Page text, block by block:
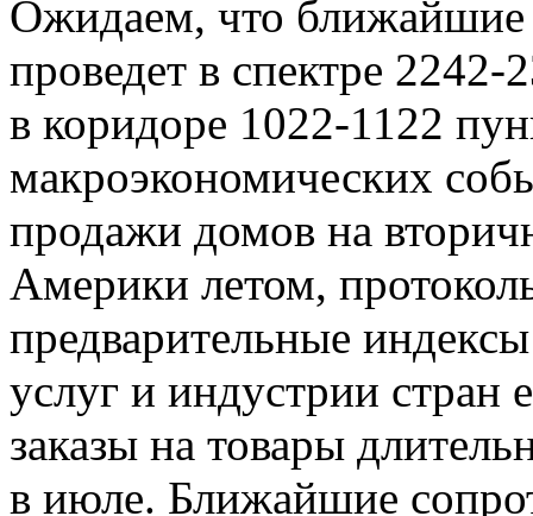
Ожидаем, что
проведет в спектре
в коридоре 1022-1122
макроэкономических
продажи домов на
Америки летом,
предварительные
услуг и индустрии
заказы на товары
в июле. Ближайшие